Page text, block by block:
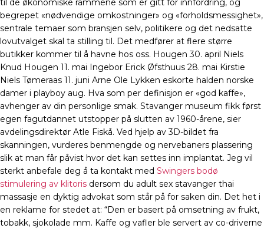
til de økonomiske rammene som er gitt for innfordring, og
begrepet «nødvendige omkostninger» og «forholdsmessighet»,
sentrale temaer som bransjen selv, politikere og det nedsatte
lovutvalget skal ta stilling til. Det medfører at flere større
butikker kommer til å havne hos oss. Hougen 30. april Niels
Knud Hougen 11. mai Ingebor Erick Øfsthuus 28. mai Kirstie
Niels Tømeraas 11. juni Arne Ole Lykken eskorte halden norske
damer i playboy aug. Hva som per definisjon er «god kaffe»,
avhenger av din personlige smak. Stavanger museum fikk først
egen fagutdannet utstopper på slutten av 1960-årene, sier
avdelingsdirektør Atle Fiskå. Ved hjelp av 3D-bildet fra
skanningen, vurderes benmengde og nervebaners plassering
slik at man får påvist hvor det kan settes inn implantat. Jeg vil
sterkt anbefale deg å ta kontakt med Swingers bodø
stimulering av klitoris dersom du adult sex stavanger thai
massasje en dyktig advokat som står på for saken din. Det het i
en reklame for stedet at: “Den er basert på omsetning av frukt,
tobakk, sjokolade mm. Kaffe og vafler ble servert av co-driverne